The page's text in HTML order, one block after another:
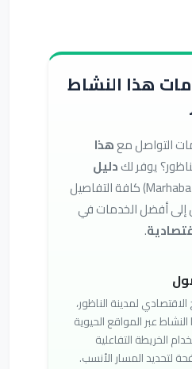
هذا النشاط
التواصل معهذا
يوفر لكدليل
(Marhaba Nador) كافة التفاصيل
إلى أفضل الخدمات في
.
الاقتصادي لمدينة الناظور،
عبر المواقع الحيوية
الخريطة التفاعلية
لتحديد المسار الأنسب.